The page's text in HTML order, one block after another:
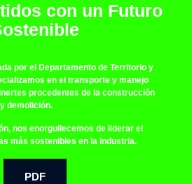
con un Futuro
por el Departamento de Territorio y
en el transporte y manejo
procedentes de la construcción
y demolición.
nos enorgullecemos de liderar el
más sostenibles en la industria.
PDF